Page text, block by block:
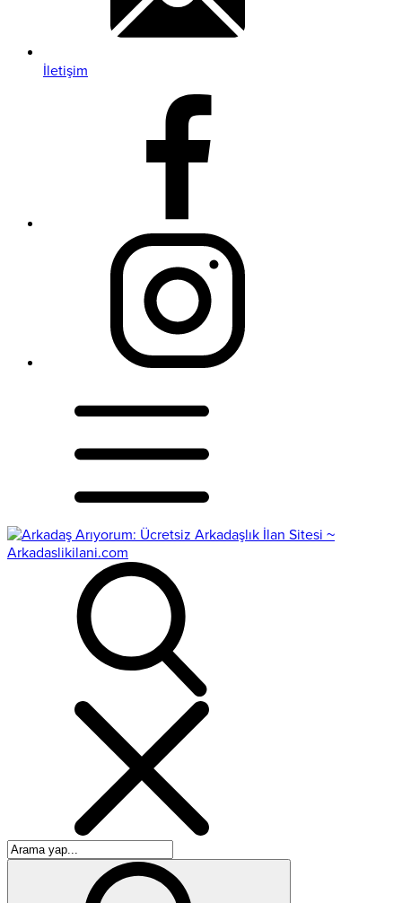
İletişim